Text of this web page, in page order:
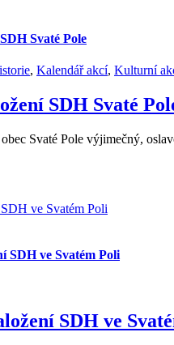
Svaté Pole
, Kalendář akcí, Kulturní
SDH Svaté
Svaté Pole výjimečný,
ve Svatém Poli
SDH ve Svatém Poli
SDH ve